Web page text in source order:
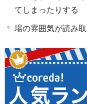
てしまったりする
場の雰囲気が読み